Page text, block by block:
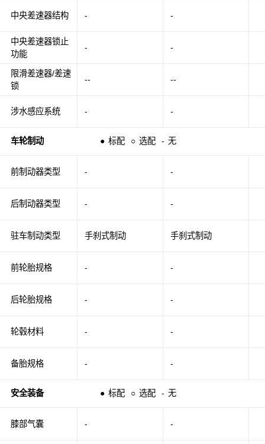
中央差速器结构
中央差速器锁止
功能
限滑差速器/差速
锁
涉水感应系统
车轮制动 ● 标配 ○ 选配 - 无
前制动器类型
后制动器类型
驻车制动类型
前轮胎规格
后轮胎规格
轮毂材料
备胎规格
安全装备 ● 标配 ○ 选配 - 无
膝部气囊
- -
- -
-- --
- -
- -
- -
手刹式制动 手刹式制动
- -
- -
- -
- -
- -